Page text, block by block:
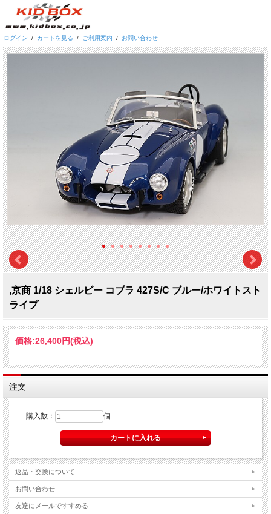
ログイン / カートを見る / ご利用案内 / お問い合わせ
,京商 1/18 シェルビー コブラ 427S/C ブルー/ホワイトスト
ライプ
価格:26,400円(税込)
注文
購入数： 個
返品・交換について
お問い合わせ
友達にメールですすめる